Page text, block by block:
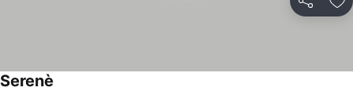
Partilhar
Serenè